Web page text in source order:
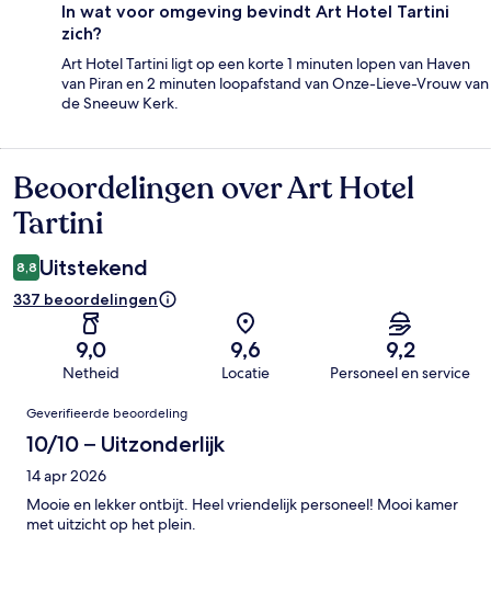
In wat voor omgeving bevindt Art Hotel Tartini
zich?
Art Hotel Tartini ligt op een korte 1 minuten lopen van Haven
van Piran en 2 minuten loopafstand van Onze-Lieve-Vrouw van
de Sneeuw Kerk.
Beoordelingen
Beoordelingen over Art Hotel
Tartini
8,8 Uitstekend
337 beoordelingen
9,0
Netheid
9,6
Locatie
9,2
Personeel en service
Beoordelingen
Geverifieerde beoordeling
10/10 – Uitzonderlijk
14 apr 2026
Mooie en lekker ontbijt. Heel vriendelijk personeel! Mooi kamer
met uitzicht op het plein.